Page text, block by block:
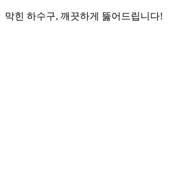
막힌 하수구, 깨끗하게 뚫어드립니다!